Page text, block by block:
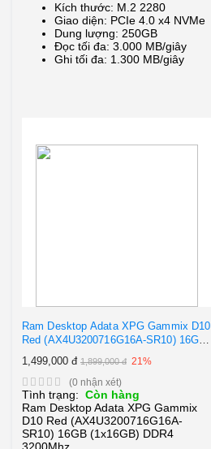
Kích thước: M.2 2280
Giao diện: PCIe 4.0 x4 NVMe
Dung lượng: 250GB
Đọc tối đa: 3.000 MB/giây
Ghi tối đa: 1.300 MB/giây
Ram Desktop Adata XPG Gammix D10
Red (AX4U3200716G16A-SR10) 16GB
(1x16GB) DDR4 3200Mhz
1,499,000 đ 1,899,000 đ 21%
(0 nhận xét)
Tình trạng: Còn hàng
Ram Desktop Adata XPG Gammix
D10 Red (AX4U3200716G16A-
SR10) 16GB (1x16GB) DDR4